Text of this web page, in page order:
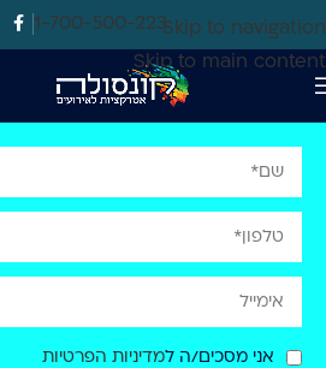
Skip to navigation
Skip to main content
1-700-500-223
אני מסכים/ה למדיניות הפרטיות